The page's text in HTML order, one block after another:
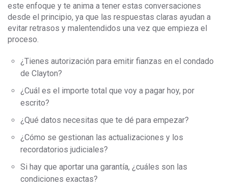
este enfoque y te anima a tener estas conversaciones
desde el principio, ya que las respuestas claras ayudan a
evitar retrasos y malentendidos una vez que empieza el
proceso.
¿Tienes autorización para emitir fianzas en el condado
de Clayton?
¿Cuál es el importe total que voy a pagar hoy, por
escrito?
¿Qué datos necesitas que te dé para empezar?
¿Cómo se gestionan las actualizaciones y los
recordatorios judiciales?
Si hay que aportar una garantía, ¿cuáles son las
condiciones exactas?